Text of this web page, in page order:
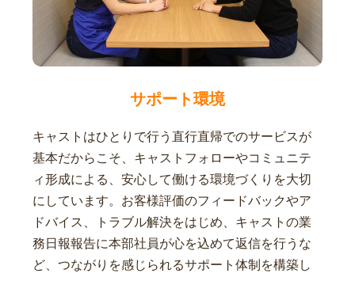
サポート環境
キャストはひとりで行う直行直帰でのサービスが
基本だからこそ、キャストフォローやコミュニテ
ィ形成による、安心して働ける環境づくりを大切
にしています。お客様評価のフィードバックやア
ドバイス、トラブル解決をはじめ、キャストの業
務日報報告に本部社員が心を込めて返信を行うな
ど、つながりを感じられるサポート体制を構築し